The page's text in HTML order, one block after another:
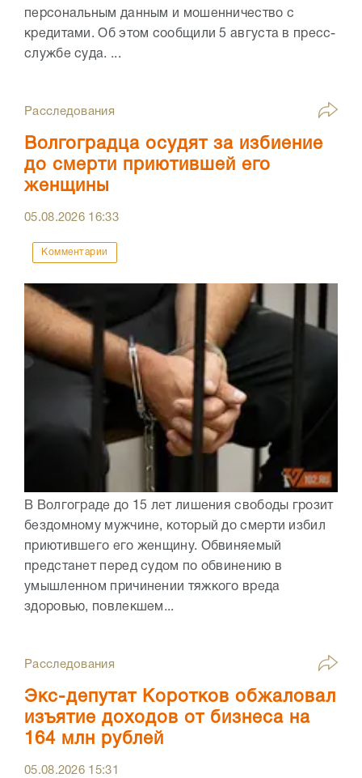
персональным данным и мошенничество с
кредитами. Об этом сообщили 5 августа в пресс-
службе суда. ...
Расследования
Волгоградца осудят за избиение
до смерти приютившей его
женщины
05.08.2026 16:33
Комментарии
В Волгограде до 15 лет лишения свободы грозит
бездомному мужчине, который до смерти избил
приютившего его женщину. Обвиняемый
предстанет перед судом по обвинению в
умышленном причинении тяжкого вреда
здоровью, повлекшем...
Расследования
Экс-депутат Коротков обжаловал
изъятие доходов от бизнеса на
164 млн рублей
05.08.2026 15:31